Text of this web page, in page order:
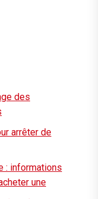
des
arrêter de
: informations
une